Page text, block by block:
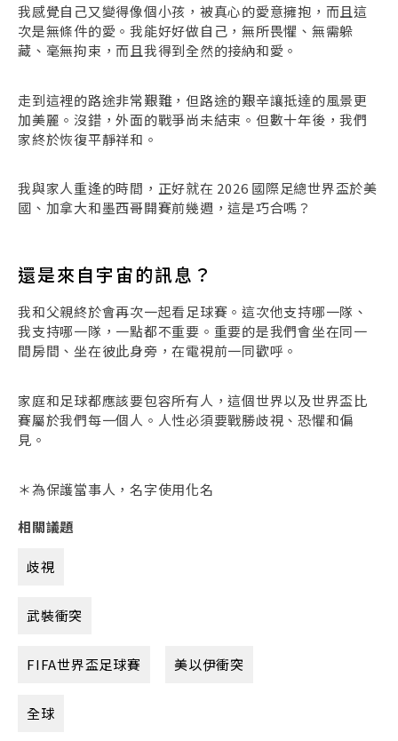
我感覺自己又變得像個小孩，被真心的愛意擁抱，而且這
次是無條件的愛。我能好好做自己，無所畏懼、無需躲
藏、毫無拘束，而且我得到全然的接納和愛。
走到這裡的路途非常艱難，但路途的艱辛讓抵達的風景更
加美麗。沒錯，外面的戰爭尚未結束。但數十年後，我們
家終於恢復平靜祥和。
我與家人重逢的時間，正好就在 2026 國際足總世界盃於美
國、加拿大和墨西哥開賽前幾週，這是巧合嗎？
還是來自宇宙的訊息？
我和父親終於會再次一起看足球賽。這次他支持哪一隊、
我支持哪一隊，一點都不重要。重要的是我們會坐在同一
間房間、坐在彼此身旁，在電視前一同歡呼。
家庭和足球都應該要包容所有人，這個世界以及世界盃比
賽屬於我們每一個人。人性必須要戰勝歧視、恐懼和偏
見。
＊為保護當事人，名字使用化名
相關議題
歧視
武裝衝突
FIFA世界盃足球賽 美以伊衝突
全球